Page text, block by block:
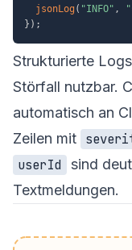
jsonLog ( "INFO" ,
} ) ;
Strukturierte
Störfall nutzbar.
automatisch an
Zeilen mit
userId
sind
Textmeldungen.